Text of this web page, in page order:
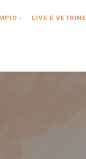
press enter or Search Button
LIVE E VETRINE